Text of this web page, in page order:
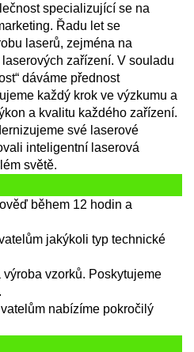
specializující se na
Řadu let se
laserů, zejména na
zařízení. V souladu
dáváme přednost
každý krok ve výzkumu a
a kvalitu každého zařízení.
své laserové
inteligentní laserová
světě.
během 12 hodin a
jakýkoli typ technické
vzorků. Poskytujeme
nabízíme pokročilý